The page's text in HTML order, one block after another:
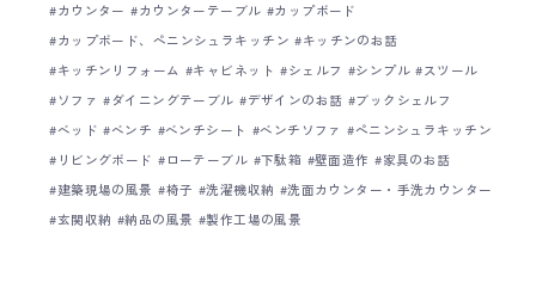
カウンター
カウンターテーブル
カップボード
カップボード、ペニンシュラキッチン
キッチンのお話
キッチンリフォーム
キャビネット シェルフ シンプル
スツール
ソファ
ダイニングテーブル デザインのお話
ブックシェルフ
ベッド
ベンチ ベンチシート ベンチソファ
ペニンシュラキッチン
リビングボード
ローテーブル 下駄箱 壁面造作
家具のお話
建築現場の風景
椅子 洗濯機収納
洗面カウンター・手洗カウンター
玄関収納
納品の風景 製作工場の風景